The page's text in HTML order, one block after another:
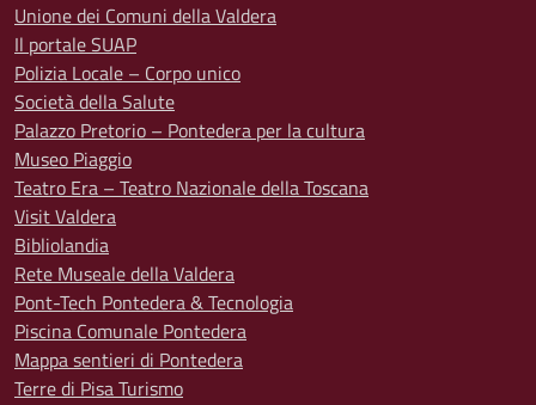
Unione dei Comuni della Valdera
Il portale SUAP
Polizia Locale – Corpo unico
Società della Salute
Palazzo Pretorio – Pontedera per la cultura
Museo Piaggio
Teatro Era – Teatro Nazionale della Toscana
Visit Valdera
Bibliolandia
Rete Museale della Valdera
Pont-Tech Pontedera & Tecnologia
Piscina Comunale Pontedera
Mappa sentieri di Pontedera
Terre di Pisa Turismo